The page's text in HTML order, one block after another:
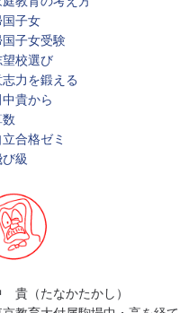
国子女
国子女受験
校選び
力を鍛える
中貴から
立合格ゼミ
級
貴（たなかたかし）